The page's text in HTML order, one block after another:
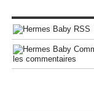
les commentaires